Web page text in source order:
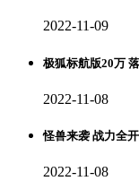
2022-11-09
极狐标航版20万
2022-11-08
怪兽来袭 战力全
2022-11-08